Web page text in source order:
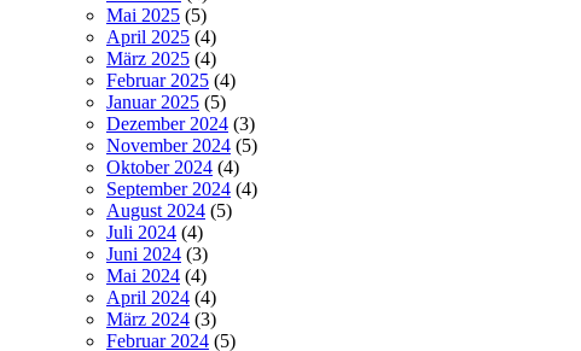
Mai 2025 (5)
April 2025 (4)
März 2025 (4)
Februar 2025 (4)
Januar 2025 (5)
Dezember 2024 (3)
November 2024 (5)
Oktober 2024 (4)
September 2024 (4)
August 2024 (5)
Juli 2024 (4)
Juni 2024 (3)
Mai 2024 (4)
April 2024 (4)
März 2024 (3)
Februar 2024 (5)